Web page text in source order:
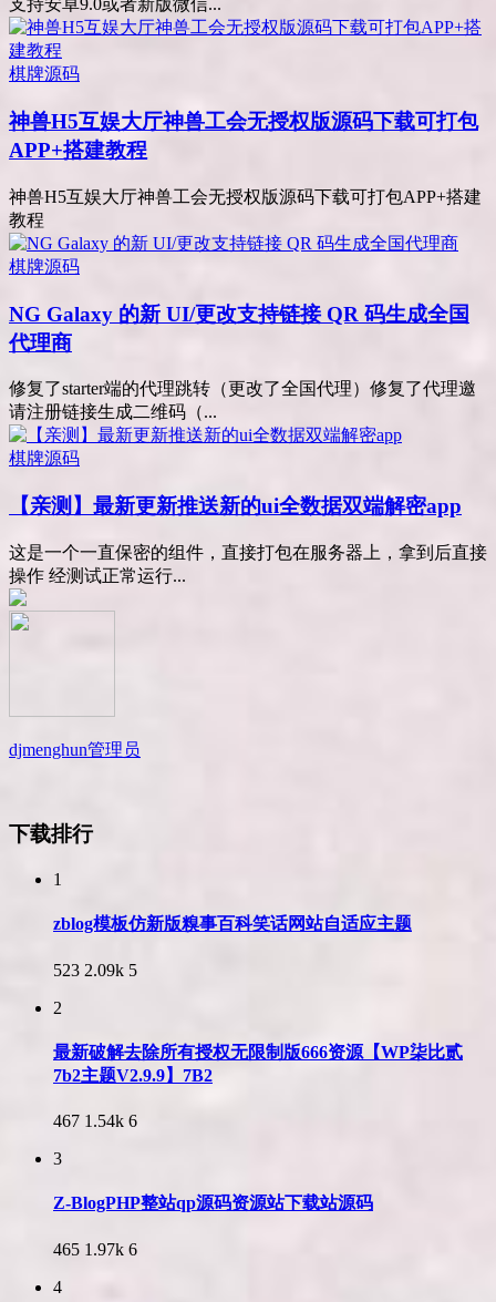
支持安卓9.0或者新版微信...
棋牌源码
神兽H5互娱大厅神兽工会无授权版源码下载可打包
APP+搭建教程
神兽H5互娱大厅神兽工会无授权版源码下载可打包APP+搭建
教程
棋牌源码
NG Galaxy 的新 UI/更改支持链接 QR 码生成全国
代理商
修复了starter端的代理跳转（更改了全国代理）修复了代理邀
请注册链接生成二维码（...
棋牌源码
【亲测】最新更新推送新的ui全数据双端解密app
这是一个一直保密的组件，直接打包在服务器上，拿到后直接
操作 经测试正常运行...
djmenghun管理员
下载排行
1
zblog模板仿新版糗事百科笑话网站自适应主题
523 2.09k 5
2
最新破解去除所有授权无限制版666资源【WP柒比贰
7b2主题V2.9.9】7B2
467 1.54k 6
3
Z-BlogPHP整站qp源码资源站下载站源码
465 1.97k 6
4